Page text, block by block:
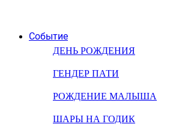
Событие
ДЕНЬ РОЖДЕНИЯ
ГЕНДЕР ПАТИ
РОЖДЕНИЕ МАЛЫША
ШАРЫ НА ГОДИК